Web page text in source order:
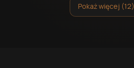
Pokaż więcej (12)